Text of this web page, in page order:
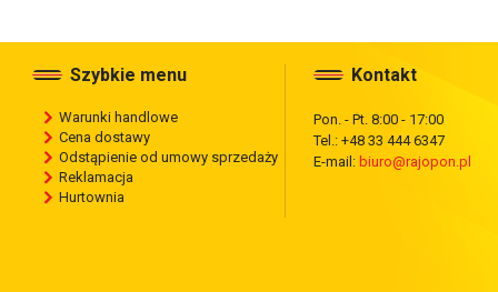
Szybkie menu
Warunki handlowe
Cena dostawy
Odstąpienie od umowy sprzedaży
Reklamacja
Hurtownia
Kontakt
Pon. - Pt. 8:00 - 17:00
Tel.: +48 33 444 6347
E-mail: biuro@rajopon.pl